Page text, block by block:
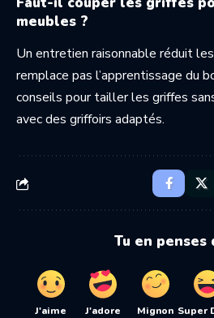
meubles ?
Un entretien raisonnable réduit
remplace pas l’apprentissage du
conseils pourtailler les griffes
avec des griffoirs adaptés.
Tu en penses
J'aime J'adore Mignon Super